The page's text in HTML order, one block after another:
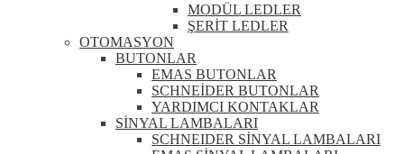
MODÜL LEDLER
ŞERİT LEDLER
OTOMASYON
BUTONLAR
EMAS BUTONLAR
SCHNEİDER BUTONLAR
YARDIMCI KONTAKLAR
SİNYAL LAMBALARI
SCHNEIDER SİNYAL LAMBALARI